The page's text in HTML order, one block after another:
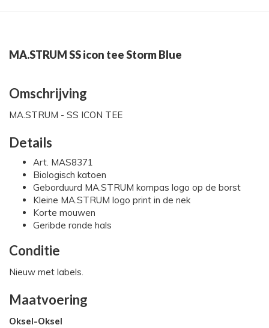
MA.STRUM SS icon tee Storm Blue
Omschrijving
MA.STRUM - SS ICON TEE
Details
Art. MAS8371
Biologisch katoen
Geborduurd MA.STRUM kompas logo op de borst
Kleine MA.STRUM logo print in de nek
Korte mouwen
Geribde ronde hals
Conditie
Nieuw met labels.
Maatvoering
Oksel-Oksel